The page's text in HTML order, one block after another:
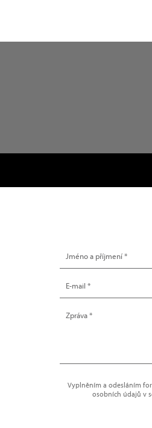
Vyplněním a odesláním
osobních údajů v